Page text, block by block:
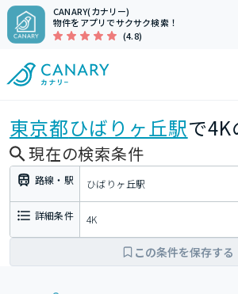
CANARY(カナリー)
物件をアプリでサクサク検索！
(4.8)
東京都ひばりヶ丘駅で
現在の検索条件
路線・駅 ひばりヶ丘駅
詳細条件 4K
この条件を保存する